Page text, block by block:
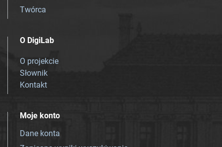
Twórca
O DigiLab
O projekcie
Słownik
Kontakt
Moje konto
Dane konta